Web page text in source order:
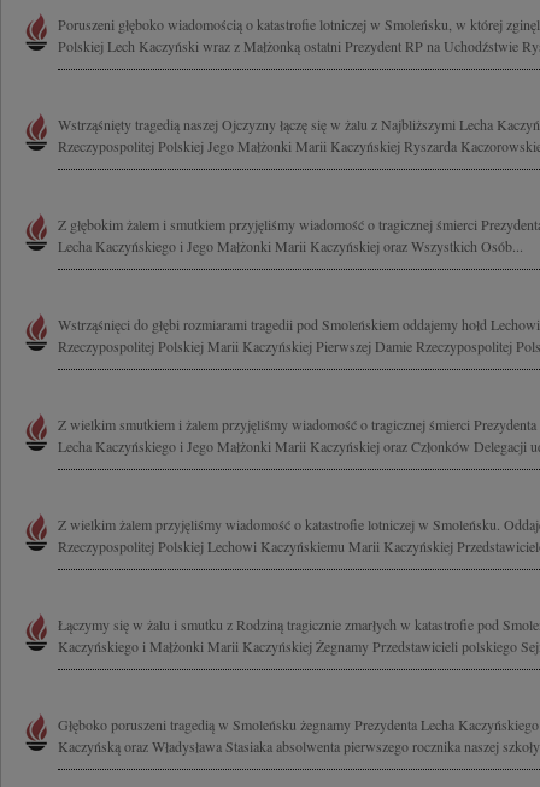
Poruszeni głęboko wiadomością o katastrofie lotniczej w Smoleńsku, w której
Polskiej Lech Kaczyński wraz z Małżonką ostatni Prezydent RP na Uchodźstwie
Wstrząśnięty tragedią naszej Ojczyzny łączę się w żalu z Najbliższymi Lecha
Rzeczypospolitej Polskiej Jego Małżonki Marii Kaczyńskiej Ryszarda
Z głębokim żalem i smutkiem przyjęliśmy wiadomość o tragicznej śmierci
Lecha Kaczyńskiego i Jego Małżonki Marii Kaczyńskiej oraz Wszystkich Osób...
Wstrząśnięci do głębi rozmiarami tragedii pod Smoleńskiem oddajemy hołd
Rzeczypospolitej Polskiej Marii Kaczyńskiej Pierwszej Damie Rzeczypospolitej
Z wielkim smutkiem i żalem przyjęliśmy wiadomość o tragicznej śmierci
Lecha Kaczyńskiego i Jego Małżonki Marii Kaczyńskiej oraz Członków Delegacji
Z wielkim żalem przyjęliśmy wiadomość o katastrofie lotniczej w Smoleńsku.
Rzeczypospolitej Polskiej Lechowi Kaczyńskiemu Marii Kaczyńskiej
Łączymy się w żalu i smutku z Rodziną tragicznie zmarłych w katastrofie pod
Kaczyńskiego i Małżonki Marii Kaczyńskiej Żegnamy Przedstawicieli polskiego
Głęboko poruszeni tragedią w Smoleńsku żegnamy Prezydenta Lecha
Kaczyńską oraz Władysława Stasiaka absolwenta pierwszego rocznika naszej